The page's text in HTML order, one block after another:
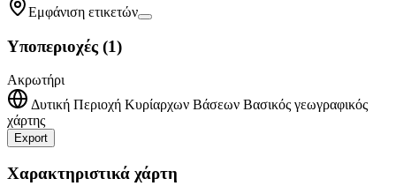
Εμφάνιση ετικετών
Υποπεριοχές (1)
Ακρωτήρι
Δυτική Περιοχή Κυρίαρχων Βάσεων Βασικός γεωγραφικός
χάρτης
Export
+
Χαρακτηριστικά χάρτη